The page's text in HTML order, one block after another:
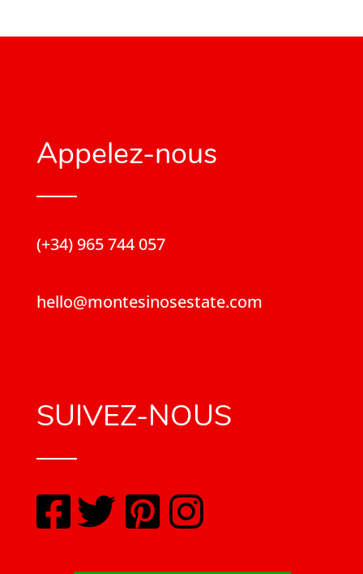
Appelez-nous
(+34) 965 744 057
hello@montesinosestate.com
SUIVEZ-NOUS